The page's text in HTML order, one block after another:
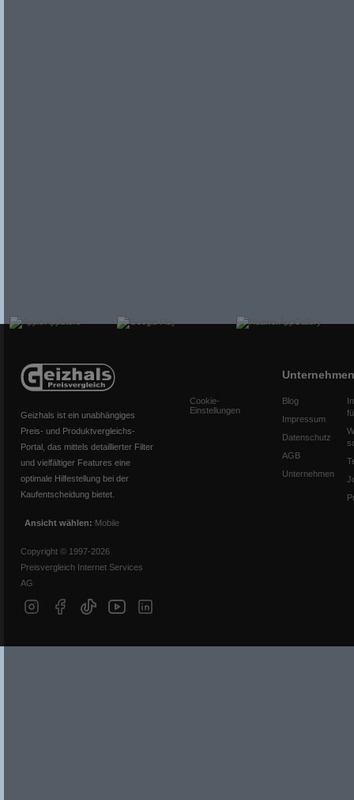
Geizhals ist ein unabhängiges
Preis- und Produktvergleichs-
Portal, das mittels detaillierter Filter
und vielfältiger Features eine
optimale Hilfestellung bei der
Kaufentscheidung bietet.
Ansicht wählen: Mobile
Copyright © 1997-2026
Preisvergleich Internet Services
AG
Cookie-
Einstellungen
Unternehmen
Blog
Impressum
Datenschutz
AGB
Unternehmen